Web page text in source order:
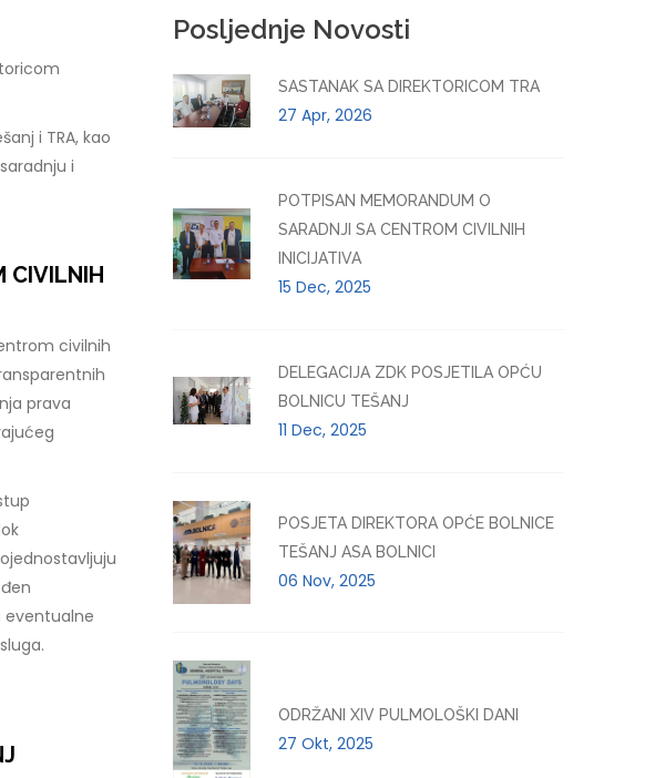
i TRA, kao
i
CIVILNIH
civilnih
prava
eventualne
Posljednje Novosti
SASTANAK SA DIREKTORICOM TRA
27 Apr, 2026
POTPISAN MEMORANDUM O
SARADNJI SA CENTROM CIVILNIH
INICIJATIVA
15 Dec, 2025
DELEGACIJA ZDK POSJETILA OPĆU
BOLNICU TEŠANJ
11 Dec, 2025
POSJETA DIREKTORA OPĆE BOLNICE
TEŠANJ ASA BOLNICI
06 Nov, 2025
ODRŽANI XIV PULMOLOŠKI DANI
27 Okt, 2025